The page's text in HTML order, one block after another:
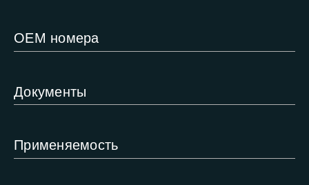
ОЕМ номера
Документы
Применяемость